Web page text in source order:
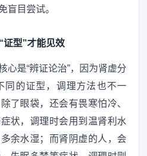
盲目尝试。
证型”才能见效
心是“辨证论治”，因为肾虚分
同的证型，调理方法也不一
了眼袋，还会有畏寒怕冷、
状，调理时会用到温肾利水
余水湿；而肾阴虚的人，会